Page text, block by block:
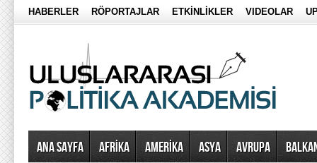
HABERLER RÖPORTAJLAR ETKİNLİKLER VIDEOLAR
Ana Sayfa AFRİKA AMERİKA ASYA AVRUPA